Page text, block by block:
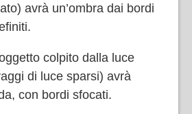
avrà un’ombra dai bordi
colpito dalla luce
di luce sparsi) avrà
con bordi sfocati.